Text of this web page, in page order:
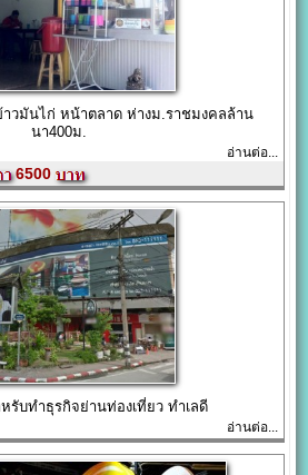
าวมันไก่ หน้าตลาด ห่างม.ราชมงคลล้าน
นา400ม.
อ่านต่อ...
6500
รับทำธุรกิจย่านท่องเที่ยว ทำเลดี
อ่านต่อ...